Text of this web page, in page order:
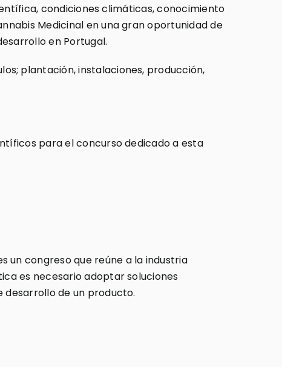
condiciones climáticas, conocimiento
Medicinal en una gran oportunidad de
en Portugal.
plantación, instalaciones, producción,
para el concurso dedicado a esta
un congreso que reúne a la industria
es necesario adoptar soluciones
desarrollo de un producto.